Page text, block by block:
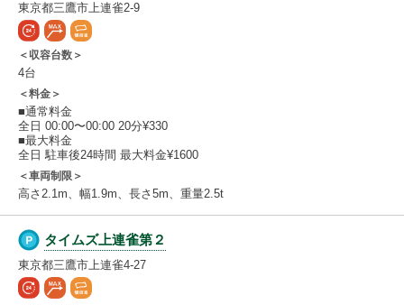
東京都三鷹市上連雀2-9
＜収容台数＞
4台
＜料金＞
■通常料金
全日 00:00〜00:00 20分¥330
■最大料金
全日 駐車後24時間 最大料金¥1600
＜車両制限＞
高さ2.1m、幅1.9m、長さ5m、重量2.5t
タイムズ上連雀第２
東京都三鷹市上連雀4-27